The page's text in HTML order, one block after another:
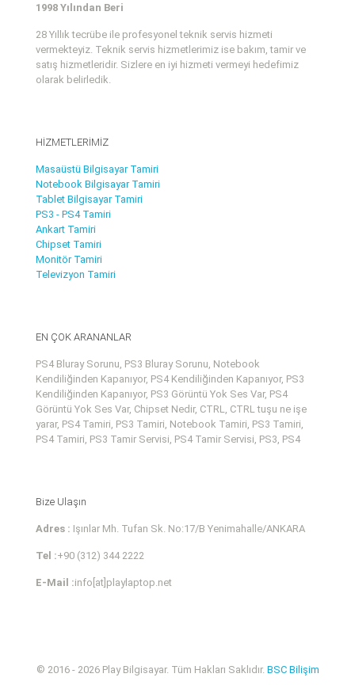
1998 Yılından Beri
28 Yıllık tecrübe ile profesyonel teknik servis hizmeti
vermekteyiz. Teknik servis hizmetlerimiz ise bakım, tamir ve
satış hizmetleridir. Sizlere en iyi hizmeti vermeyi hedefimiz
olarak belirledik.
HİZMETLERİMİZ
Masaüstü Bilgisayar Tamiri
Notebook Bilgisayar Tamiri
Tablet Bilgisayar Tamiri
PS3 - PS4 Tamiri
Ankart Tamiri
Chipset Tamiri
Monitör Tamiri
Televizyon Tamiri
EN ÇOK ARANANLAR
PS4 Bluray Sorunu, PS3 Bluray Sorunu, Notebook
Kendiliğinden Kapanıyor, PS4 Kendiliğinden Kapanıyor, PS3
Kendiliğinden Kapanıyor, PS3 Görüntü Yok Ses Var, PS4
Görüntü Yok Ses Var, Chipset Nedir, CTRL, CTRL tuşu ne işe
yarar, PS4 Tamiri, PS3 Tamiri, Notebook Tamiri, PS3 Tamiri,
PS4 Tamiri, PS3 Tamir Servisi, PS4 Tamir Servisi, PS3, PS4
Bize Ulaşın
Adres : Işınlar Mh. Tufan Sk. No:17/B Yenimahalle/ANKARA
Tel :+90 (312) 344 2222
E-Mail :info[at]playlaptop.net
© 2016 - 2026 Play Bilgisayar. Tüm Hakları Saklıdır. BSC Bilişim